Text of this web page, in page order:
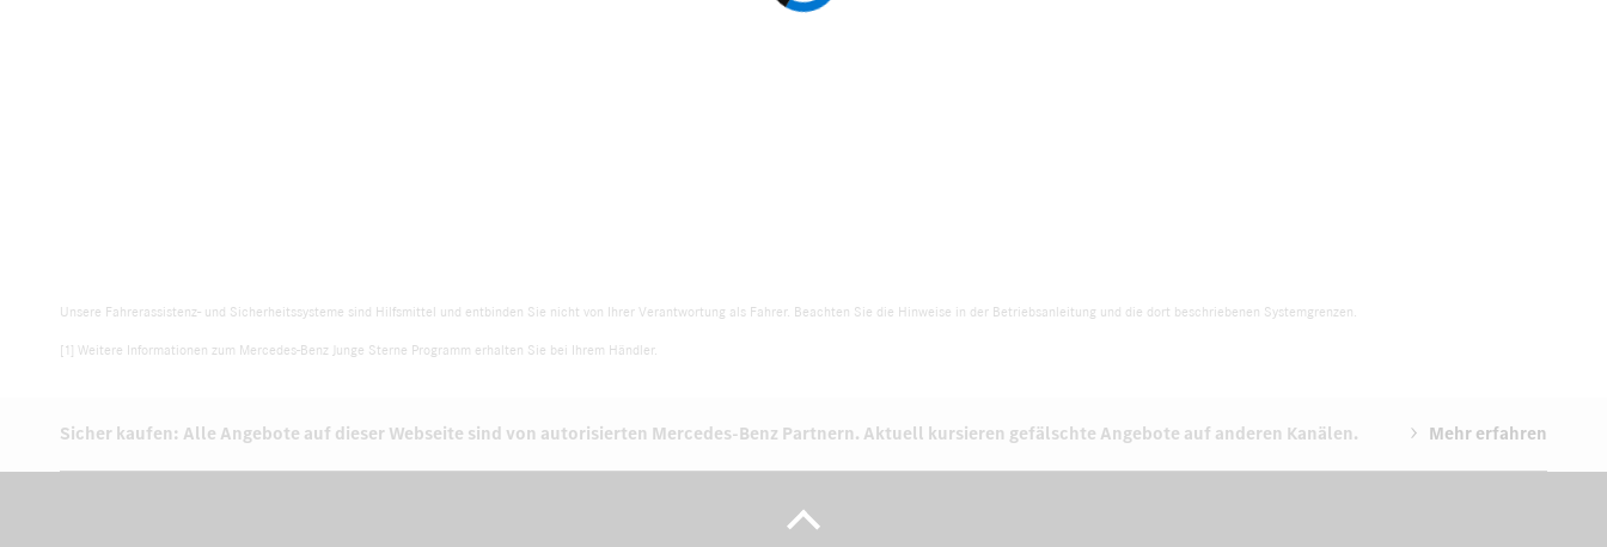
Unsere Fahrerassistenz- und Sicherheitssysteme sind Hilfsmittel und entbinden Sie nicht von Ihrer Verantwortung als Fahrer. Beachten Sie die Hinweise in der Betriebsanleitung und die dort beschriebenen Systemgrenzen.
[1] Weitere Informationen zum Mercedes-Benz Junge Sterne Programm erhalten Sie bei Ihrem Händler.
Sicher kaufen: Alle Angebote auf dieser Webseite sind von autorisierten Mercedes-Benz Partnern. Aktuell kursieren gefälschte Angebote auf anderen Kanälen. Mehr erfahren